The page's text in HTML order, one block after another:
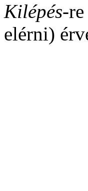
Kilépés-
elérni)